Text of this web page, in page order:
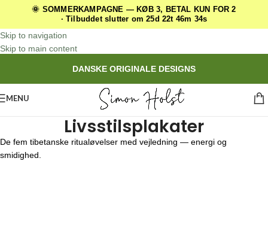
🌞 SOMMERKAMPAGNE — KØB 3, BETAL KUN FOR 2
· Tilbuddet slutter om 25d 22t 46m 33s
Skip to navigation
Skip to main content
DANSKE ORIGINALE DESIGNS
MENU
Livsstilsplakater
De fem tibetanske ritualøvelser med vejledning — energi og
smidighed.